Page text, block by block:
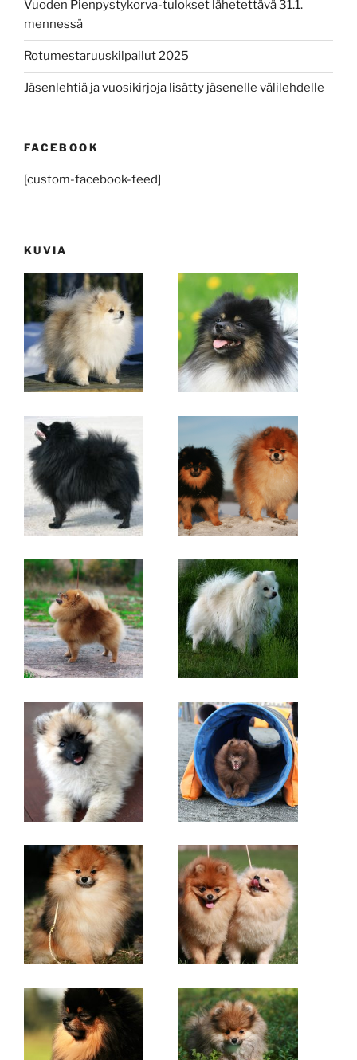
Vuoden Pienpystykorva-tulokset lähetettävä 31.1.
mennessä
Rotumestaruuskilpailut 2025
Jäsenlehtiä ja vuosikirjoja lisätty jäsenelle välilehdelle
FACEBOOK
[custom-facebook-feed]
KUVIA